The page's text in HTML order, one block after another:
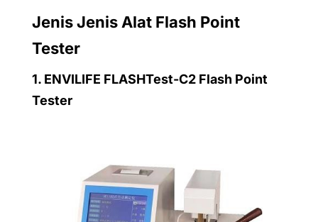
Jenis Jenis Alat Flash Point
Tester
1. ENVILIFE FLASHTest-C2 Flash Point
Tester